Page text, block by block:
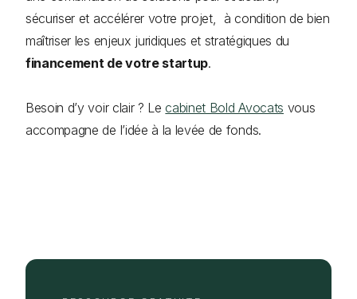
sécuriser et accélérer votre projet, à condition de bien
maîtriser les enjeux juridiques et stratégiques du
financement de votre startup.
Besoin d’y voir clair ? Lecabinet Bold Avocats vous
accompagne de l’idée à la levée de fonds.